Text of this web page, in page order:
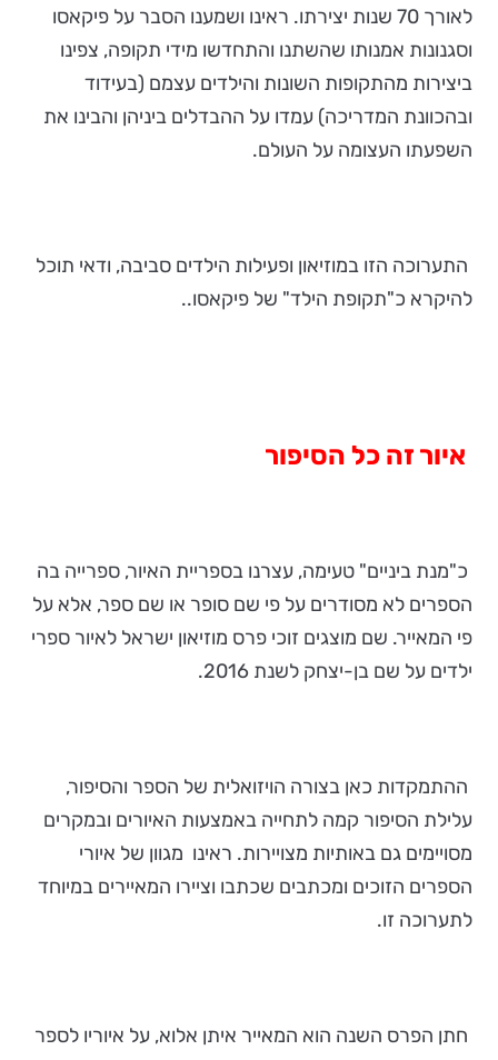
לאורך 70 שנות יצירתו. ראינו ושמענו הסבר על פיקאסו
וסגנונות אמנותו שהשתנו והתחדשו מידי תקופה, צפינו
ביצירות מהתקופות השונות והילדים עצמם (בעידוד
ובהכוונת המדריכה) עמדו על ההבדלים ביניהן והבינו את
השפעתו העצומה על העולם.
התערוכה הזו במוזיאון ופעילות הילדים סביבה, ודאי תוכל
להיקרא כ"תקופת הילד" של פיקאסו..
איור זה כל הסיפור
כ"מנת ביניים" טעימה, עצרנו בספריית האיור, ספרייה בה
הספרים לא מסודרים על פי שם סופר או שם ספר, אלא על
פי המאייר. שם מוצגים זוכי פרס מוזיאון ישראל לאיור ספרי
ילדים על שם בן-יצחק לשנת 2016.
ההתמקדות כאן בצורה הויזואלית של הספר והסיפור,
עלילת הסיפור קמה לתחייה באמצעות האיורים ובמקרים
מסויימים גם באותיות מצויירות. ראינו מגוון של איורי
הספרים הזוכים ומכתבים שכתבו וציירו המאיירים במיוחד
לתערוכה זו.
חתן הפרס השנה הוא המאייר איתן אלוא, על איוריו לספר